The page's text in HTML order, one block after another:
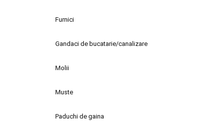
Furnici
Gandaci de bucatarie/canalizare
Molii
Muste
Paduchi de gaina